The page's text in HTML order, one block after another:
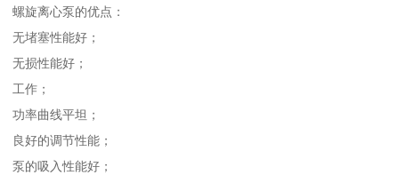
螺旋离心泵的优点：
无堵塞性能好；
无损性能好；
工作；
功率曲线平坦；
良好的调节性能；
泵的吸入性能好；